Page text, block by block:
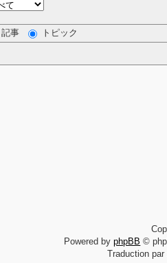
記事 トピック
Powered byphpBB ©
Traduction